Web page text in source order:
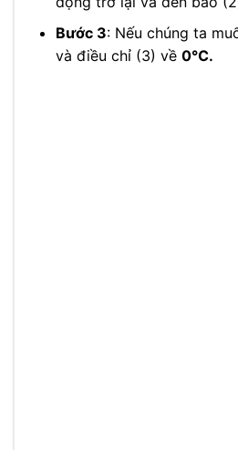
Bước 3: Nếu chúng ta
và điều chỉ (3) về 0℃.